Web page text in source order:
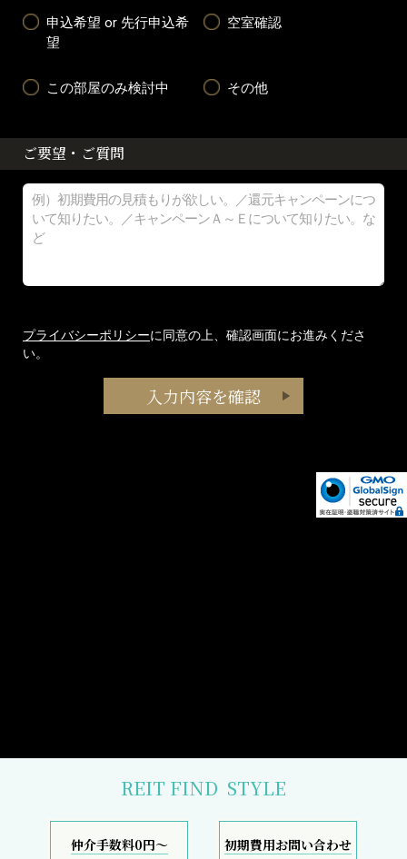
申込希望 or 先行申込希
望
空室確認
この部屋のみ検討中 その他
ご要望・ご質問
プライバシーポリシーに同意の上、確認画面にお進みくださ
い。
REIT FIND STYLE
仲介手数料0円～ 初期費用お問い合わせ